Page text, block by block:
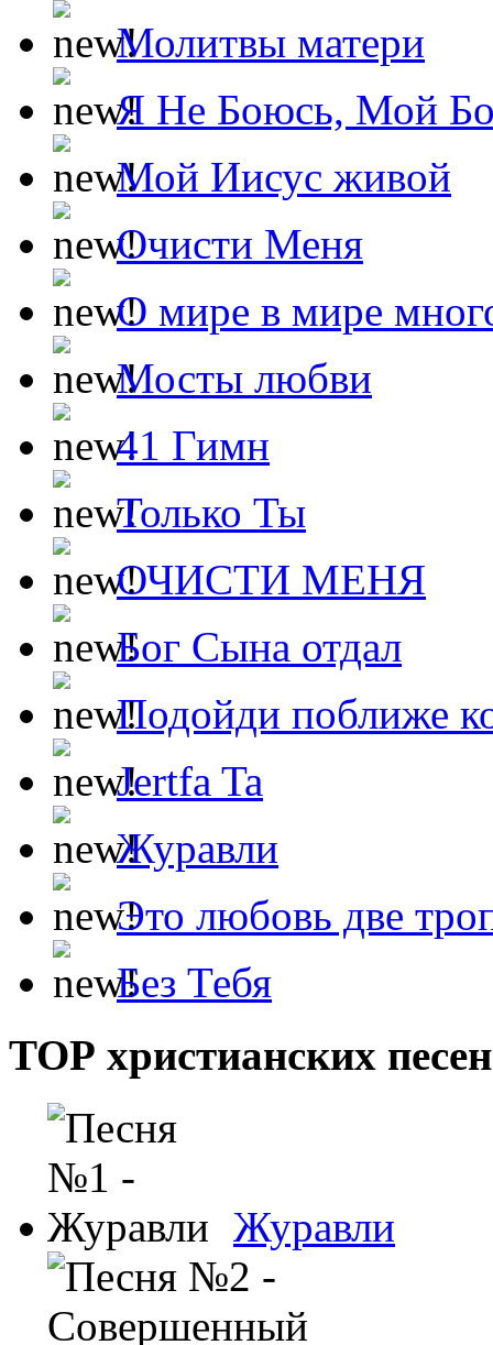
Молитвы матери
Я Не Боюсь, Мой
Мой Иисус живой
Очисти Меня
О мире в мире
Мосты любви
41 Гимн
Только Ты
ОЧИСТИ МЕНЯ
Бог Сына отдал
Подойди поближе
Jertfa Ta
Журавли
Это любовь две
Без Тебя
ТОР христианских песен
Журавли